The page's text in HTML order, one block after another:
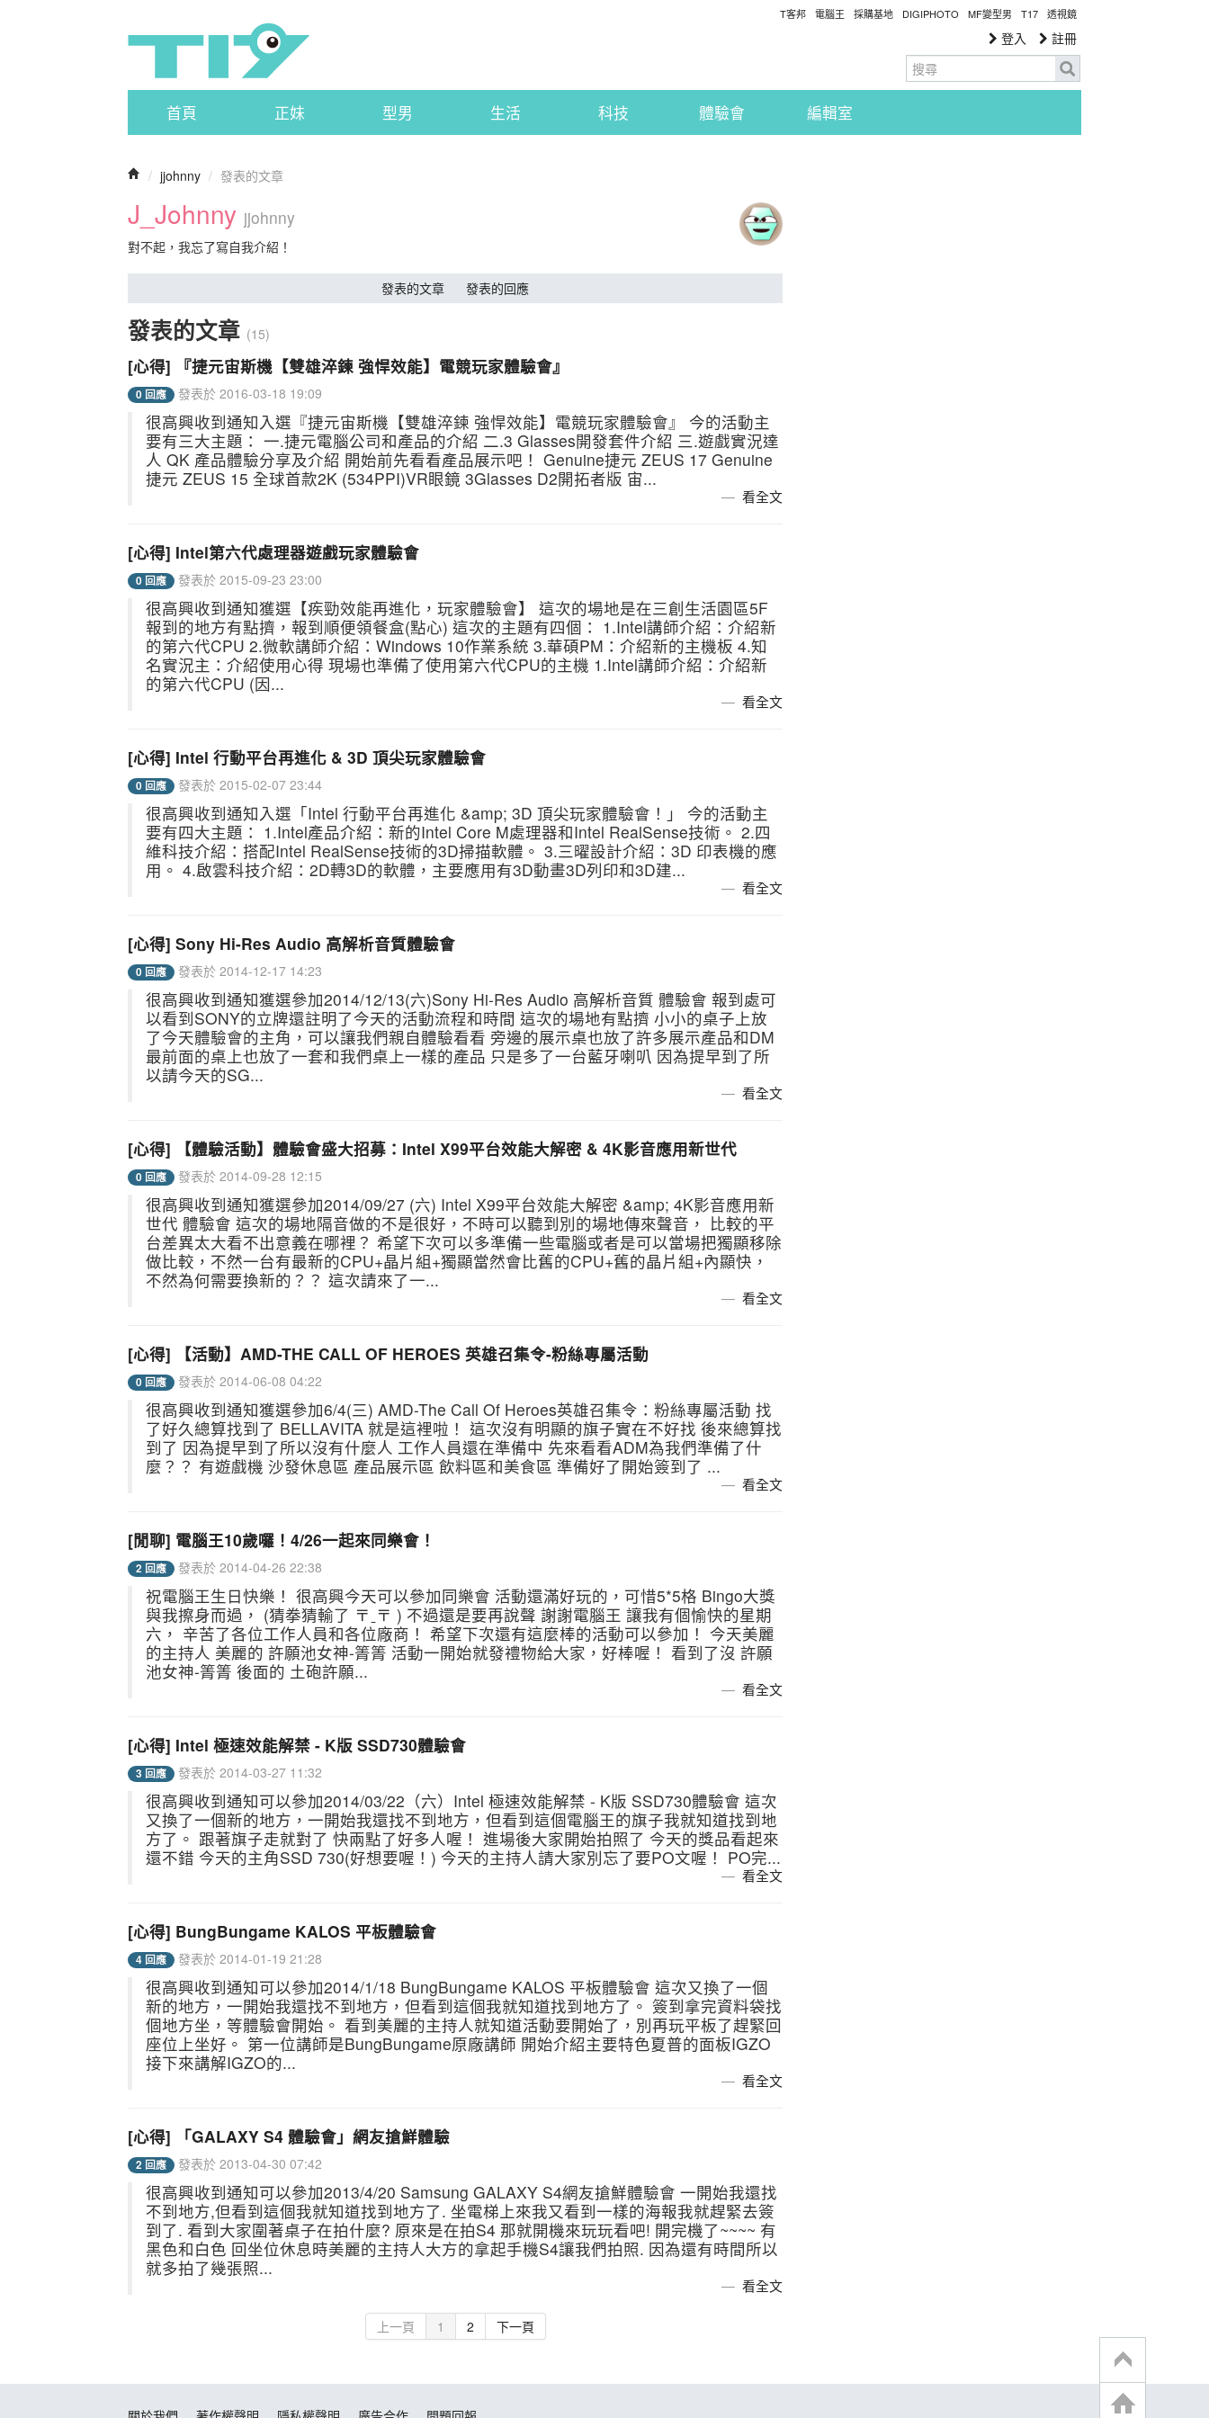
T客邦 電腦王 採購基地 DIGIPHOTO MF變型男 T17 透視鏡
登入 註冊
首頁 正妹 型男 生活 科技 體驗會 編輯室
/ jjohnny / 發表的文章
J_Johnny jjohnny
對不起，我忘了寫自我介紹！
發表的文章 發表的回應
發表的文章 (15)
[心得] 『捷元宙斯機【雙雄淬鍊 強悍效能】電競玩家體驗會』
0 回應 發表於 2016-03-18 19:09
很高興收到通知入選『捷元宙斯機【雙雄淬鍊 強悍效能】電競玩家體驗會』 今的活動主
要有三大主題： 一.捷元電腦公司和產品的介紹 二.3 Glasses開發套件介紹 三.遊戲實況達
人 QK 產品體驗分享及介紹 開始前先看看產品展示吧！ Genuine捷元 ZEUS 17 Genuine
捷元 ZEUS 15 全球首款2K (534PPI)VR眼鏡 3Glasses D2開拓者版 宙...
看全文
[心得] Intel第六代處理器遊戲玩家體驗會
0 回應 發表於 2015-09-23 23:00
很高興收到通知獲選【疾勁效能再進化，玩家體驗會】 這次的場地是在三創生活園區5F
報到的地方有點擠，報到順便領餐盒(點心) 這次的主題有四個： 1.Intel講師介紹：介紹新
的第六代CPU 2.微軟講師介紹：Windows 10作業系統 3.華碩PM：介紹新的主機板 4.知
名實況主：介紹使用心得 現場也準備了使用第六代CPU的主機 1.Intel講師介紹：介紹新
的第六代CPU (因...
看全文
[心得] Intel 行動平台再進化 & 3D 頂尖玩家體驗會
0 回應 發表於 2015-02-07 23:44
很高興收到通知入選「Intel 行動平台再進化 &amp; 3D 頂尖玩家體驗會！」 今的活動主
要有四大主題： 1.Intel產品介紹：新的Intel Core M處理器和Intel RealSense技術。 2.四
維科技介紹：搭配Intel RealSense技術的3D掃描軟體。 3.三曜設計介紹：3D 印表機的應
用。 4.啟雲科技介紹：2D轉3D的軟體，主要應用有3D動畫3D列印和3D建...
看全文
[心得] Sony Hi-Res Audio 高解析音質體驗會
0 回應 發表於 2014-12-17 14:23
很高興收到通知獲選參加2014/12/13(六)Sony Hi-Res Audio 高解析音質 體驗會 報到處可
以看到SONY的立牌還註明了今天的活動流程和時間 這次的場地有點擠 小小的桌子上放
了今天體驗會的主角，可以讓我們親自體驗看看 旁邊的展示桌也放了許多展示產品和DM
最前面的桌上也放了一套和我們桌上一樣的產品 只是多了一台藍牙喇叭 因為提早到了所
以請今天的SG...
看全文
[心得] 【體驗活動】體驗會盛大招募：Intel X99平台效能大解密 & 4K影音應用新世代
0 回應 發表於 2014-09-28 12:15
很高興收到通知獲選參加2014/09/27 (六) Intel X99平台效能大解密 &amp; 4K影音應用新
世代 體驗會 這次的場地隔音做的不是很好，不時可以聽到別的場地傳來聲音， 比較的平
台差異太大看不出意義在哪裡？ 希望下次可以多準備一些電腦或者是可以當場把獨顯移除
做比較，不然一台有最新的CPU+晶片組+獨顯當然會比舊的CPU+舊的晶片組+內顯快，
不然為何需要換新的？？ 這次請來了一...
看全文
[心得] 【活動】AMD-THE CALL OF HEROES 英雄召集令-粉絲專屬活動
0 回應 發表於 2014-06-08 04:22
很高興收到通知獲選參加6/4(三) AMD-The Call Of Heroes英雄召集令：粉絲專屬活動 找
了好久總算找到了 BELLAVITA 就是這裡啦！ 這次沒有明顯的旗子實在不好找 後來總算找
到了 因為提早到了所以沒有什麼人 工作人員還在準備中 先來看看ADM為我們準備了什
麼？？ 有遊戲機 沙發休息區 產品展示區 飲料區和美食區 準備好了開始簽到了 ...
看全文
[閒聊] 電腦王10歲囉！4/26一起來同樂會！
2 回應 發表於 2014-04-26 22:38
祝電腦王生日快樂！ 很高興今天可以參加同樂會 活動還滿好玩的，可惜5*5格 Bingo大獎
與我擦身而過， (猜拳猜輸了 〒ˍ〒 ) 不過還是要再說聲 謝謝電腦王 讓我有個愉快的星期
六， 辛苦了各位工作人員和各位廠商！ 希望下次還有這麼棒的活動可以參加！ 今天美麗
的主持人 美麗的 許願池女神-箐箐 活動一開始就發禮物給大家，好棒喔！ 看到了沒 許願
池女神-箐箐 後面的 土砲許願...
看全文
[心得] Intel 極速效能解禁 - K版 SSD730體驗會
3 回應 發表於 2014-03-27 11:32
很高興收到通知可以參加2014/03/22（六）Intel 極速效能解禁 - K版 SSD730體驗會 這次
又換了一個新的地方，一開始我還找不到地方，但看到這個電腦王的旗子我就知道找到地
方了。 跟著旗子走就對了 快兩點了好多人喔！ 進場後大家開始拍照了 今天的獎品看起來
還不錯 今天的主角SSD 730(好想要喔！) 今天的主持人請大家別忘了要PO文喔！ PO完...
看全文
[心得] BungBungame KALOS 平板體驗會
4 回應 發表於 2014-01-19 21:28
很高興收到通知可以參加2014/1/18 BungBungame KALOS 平板體驗會 這次又換了一個
新的地方，一開始我還找不到地方，但看到這個我就知道找到地方了。 簽到拿完資料袋找
個地方坐，等體驗會開始。 看到美麗的主持人就知道活動要開始了，別再玩平板了趕緊回
座位上坐好。 第一位講師是BungBungame原廠講師 開始介紹主要特色夏普的面板IGZO
接下來講解IGZO的...
看全文
[心得] 「GALAXY S4 體驗會」網友搶鮮體驗
2 回應 發表於 2013-04-30 07:42
很高興收到通知可以參加2013/4/20 Samsung GALAXY S4網友搶鮮體驗會 一開始我還找
不到地方,但看到這個我就知道找到地方了. 坐電梯上來我又看到一樣的海報我就趕緊去簽
到了. 看到大家圍著桌子在拍什麼? 原來是在拍S4 那就開機來玩玩看吧! 開完機了~~~~ 有
黑色和白色 回坐位休息時美麗的主持人大方的拿起手機S4讓我們拍照. 因為還有時間所以
就多拍了幾張照...
看全文
上一頁 1 2 下一頁